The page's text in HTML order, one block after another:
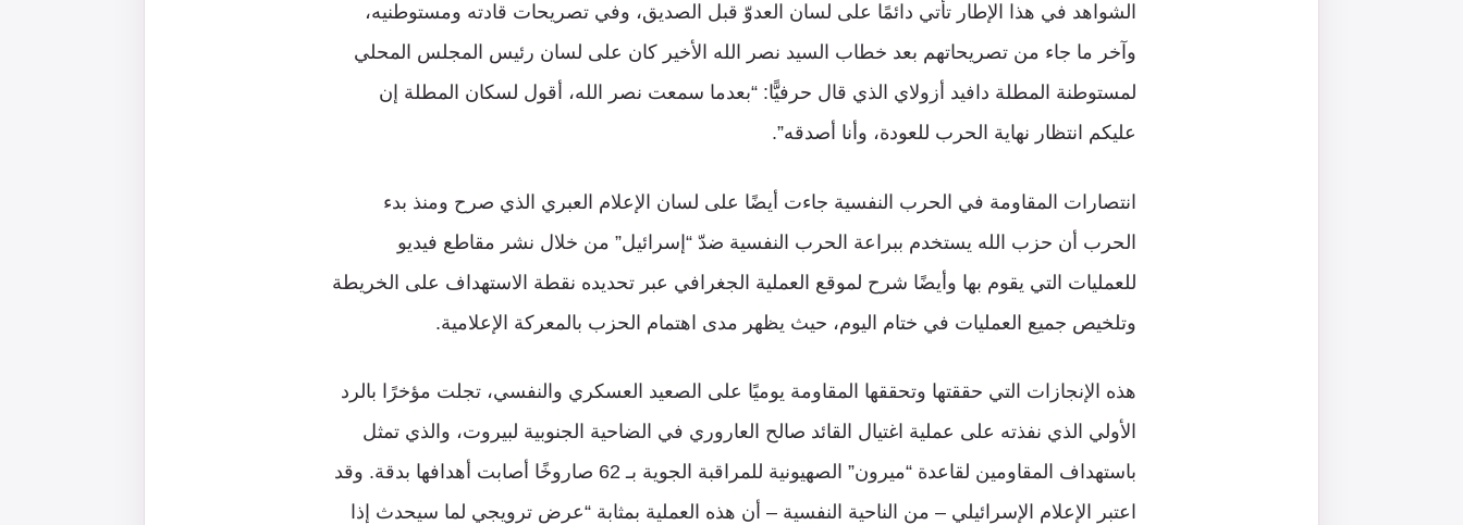
الشواهد في هذا الإطار تأتي دائمًا على لسان العدوّ قبل الصديق، وفي تصريحات قادته ومستوطنيه،
وآخر ما جاء من تصريحاتهم بعد خطاب السيد نصر الله الأخير كان على لسان رئيس المجلس المحلي
لمستوطنة المطلة دافيد أزولاي الذي قال حرفيًّا: “بعدما سمعت نصر الله، أقول لسكان المطلة إن
عليكم انتظار نهاية الحرب للعودة، وأنا أصدقه”.
انتصارات المقاومة في الحرب النفسية جاءت أيضًا على لسان الإعلام العبري الذي صرح ومنذ بدء
الحرب أن حزب الله يستخدم ببراعة الحرب النفسية ضدّ “إسرائيل” من خلال نشر مقاطع فيديو
للعمليات التي يقوم بها وأيضًا شرح لموقع العملية الجغرافي عبر تحديده نقطة الاستهداف على الخريطة
وتلخيص جميع العمليات في ختام اليوم، حيث يظهر مدى اهتمام الحزب بالمعركة الإعلامية.
هذه الإنجازات التي حققتها وتحققها المقاومة يوميًا على الصعيد العسكري والنفسي، تجلت مؤخرًا بالرد
الأولي الذي نفذته على عملية اغتيال القائد صالح العاروري في الضاحية الجنوبية لبيروت، والذي تمثل
باستهداف المقاومين لقاعدة “ميرون” الصهيونية للمراقبة الجوية بـ 62 صاروخًا أصابت أهدافها بدقة. وقد
اعتبر الإعلام الإسرائيلي – من الناحية النفسية – أن هذه العملية بمثابة “عرض ترويجي لما سيحدث إذا